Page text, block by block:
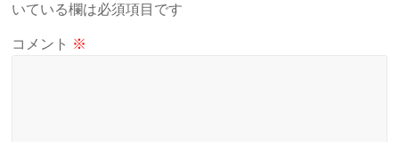
いている欄は必須項目です
コメント ※